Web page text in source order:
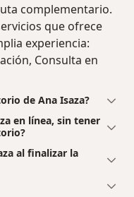
complementario.
que ofrece
experiencia:
Consulta en
de Ana Isaza?
en línea, sin tener
al finalizar la